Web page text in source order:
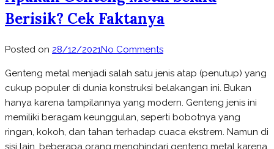
Berisik? Cek Faktanya
Posted on 28/12/2021No Commentson
Genteng
Metal
Selalu
Berisik?
Cek
Genteng metal menjadi salah satu jenis atap (penutup) yang
cukup populer di dunia konstruksi belakangan ini. Bukan
hanya karena tampilannya yang modern. Genteng jenis ini
memiliki beragam keunggulan, seperti bobotnya yang
ringan, kokoh, dan tahan terhadap cuaca ekstrem. Namun di
sisi lain, beberapa orang menghindari genteng metal karena